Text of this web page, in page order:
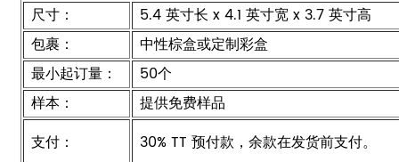
尺寸：
5.4 英寸长 x 4.1 英寸宽 x 3.7 英寸高
包裹：
中性棕盒或定制彩盒
最小起订量：
50个
样本：
提供免费样品
支付：
30% TT 预付款，余款在发货前支付。